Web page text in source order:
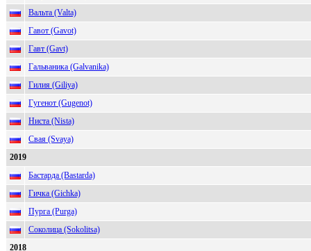
Вальта (Valta)
Гавот (Gavot)
Гавт (Gavt)
Гальваника (Galvanika)
Гилия (Giliya)
Гугенот (Gugenot)
Ниста (Nista)
Свая (Svaya)
2019
Бастарда (Bastarda)
Гичка (Gichka)
Пурга (Purga)
Соколица (Sokolitsa)
2018